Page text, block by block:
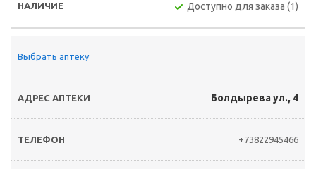
Доступно для заказа (1)
Выбрать аптеку
Болдырева ул., 4
+73822945466